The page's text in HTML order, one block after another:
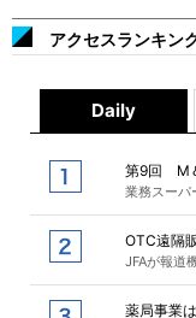
アクセスランキン
Daily
第9回 M
業務スーパ
OTC遠隔
JFAが報道
薬局事業